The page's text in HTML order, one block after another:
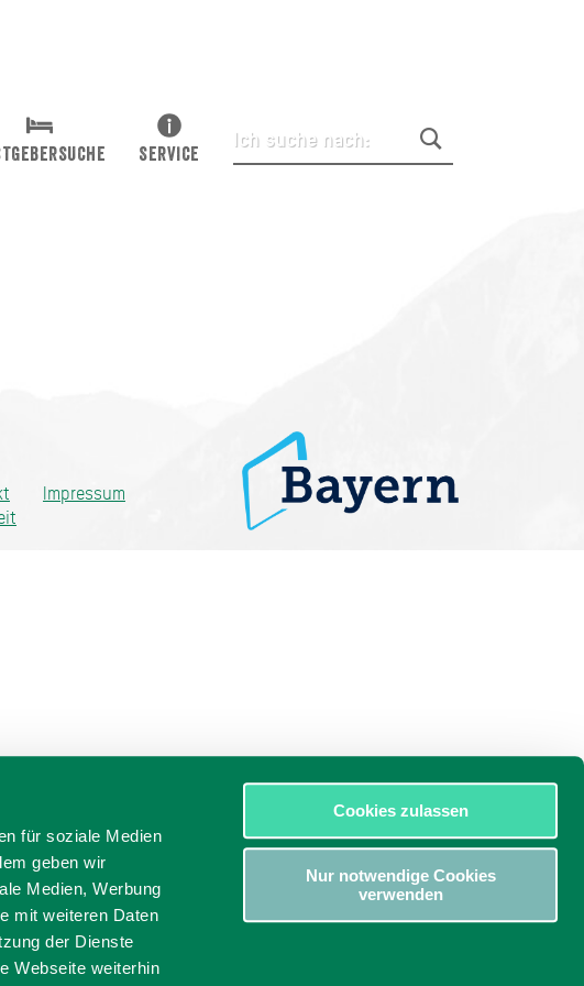
für soziale Medien
geben wir
Medien, Werbung
mit weiteren Daten
der Dienste
Webseite weiterhin
Cookies zulassen
Nur notwendige Cookies
verwenden
Impressum
SERVICE